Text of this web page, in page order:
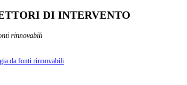
DI INTERVENTO
rinnovabili
da fonti rinnovabili